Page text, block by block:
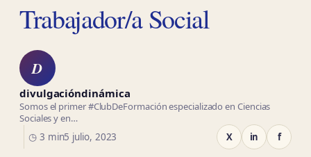
Trabajador/a Social
D
divulgacióndinámica
Somos el primer #ClubDeFormación especializado en Ciencias
Sociales y en…
◷ 3 min5 julio, 2023 X in f